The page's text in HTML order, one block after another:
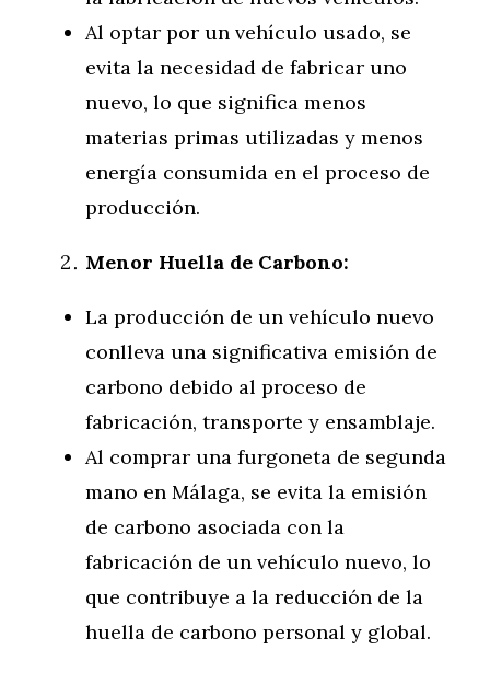
Al optar por un vehículo usado, se
evita la necesidad de fabricar uno
nuevo, lo que significa menos
materias primas utilizadas y menos
energía consumida en el proceso de
producción.
Menor Huella de Carbono:
La producción de un vehículo nuevo
conlleva una significativa emisión de
carbono debido al proceso de
fabricación, transporte y ensamblaje.
Al comprar una furgoneta de segunda
mano en Málaga, se evita la emisión
de carbono asociada con la
fabricación de un vehículo nuevo, lo
que contribuye a la reducción de la
huella de carbono personal y global.